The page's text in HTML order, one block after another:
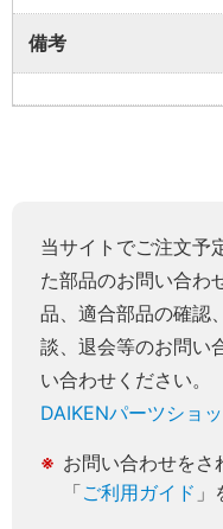
備考
当サイトでご注文予
た部品のお問い合わ
品、適合部品の確認
談、退会等のお問い
い合わせください。
DAIKENパーツショ
お問い合わせをさ
「ご利用ガイド